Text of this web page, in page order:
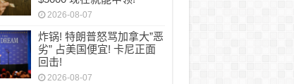
2026-08-07
炸锅! 特朗普怒骂加拿大”恶
劣” 占美国便宜! 卡尼正面
回击!
2026-08-07